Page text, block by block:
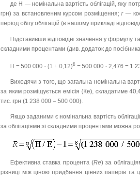
де Н — номінальна вартість облігацій, яку
грн) за встановленим курсом розміщення;r—
період обігу облігацій (в нашому прикладі
Підставивши відповідні значення у формулу
складними процентами (див. додаток до
Н = 500 000 · (1 + 0,12)8 = 500 000 · 2,476 = 1
Виходячи з того, що загальна номінальна
за яким розміщується емісія (Ке), складатиме
тис. грн (1 238 000 – 500 000).
Якщо заданими є номінальна вартість
за облігаціями зі складними процентами можна
Ефективна ставка процента (Re) за
різниці між ціною придбання цінних паперів та